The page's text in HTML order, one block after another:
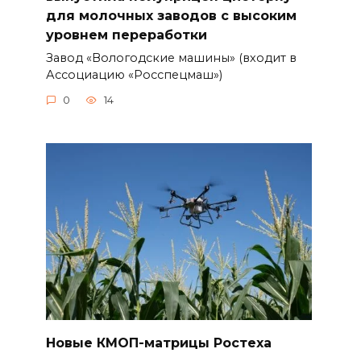
для молочных заводов с высоким
уровнем переработки
Завод «Вологодские машины» (входит в
Ассоциацию «Росспецмаш»)
0 14
Новые КМОП-матрицы Ростеха